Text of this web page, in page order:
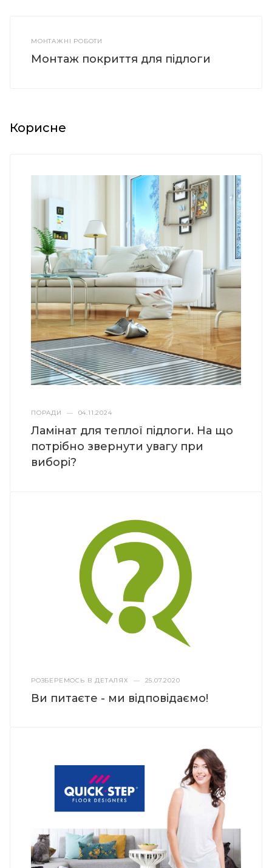
МОНТАЖНІ РОБОТИ
Монтаж покриття для підлоги
Корисне
ПОРАДИ — 04.11.2024
Ламінат для теплої підлоги. На що
потрібно звернути увагу при
виборі?
РОЗБЕРЕМОСЬ В ДЕТАЛЯХ — 25.07.2020
Ви питаєте - ми відповідаємо!